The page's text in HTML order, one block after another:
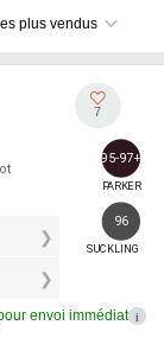
7
95-97+
PARKER
96
SUCKLING
envoi immédiat i